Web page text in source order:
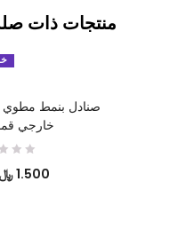
منتجات ذات
صنادل بنمط مطوي
خارجي
1.500﷼